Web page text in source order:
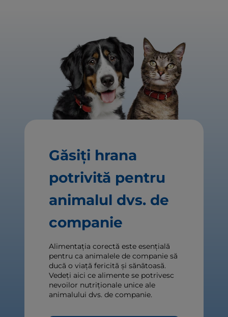
Găsiți hrana
potrivită pentru
animalul dvs. de
companie
Alimentația corectă este esențială
pentru ca animalele de companie să
ducă o viață fericită și sănătoasă.
Vedeți aici ce alimente se potrivesc
nevoilor nutriționale unice ale
animalului dvs. de companie.